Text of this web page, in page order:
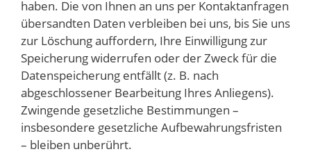
haben. Die von Ihnen an uns per Kontaktanfragen
übersandten Daten verbleiben bei uns, bis Sie uns
zur Löschung auffordern, Ihre Einwilligung zur
Speicherung widerrufen oder der Zweck für die
Datenspeicherung entfällt (z. B. nach
abgeschlossener Bearbeitung Ihres Anliegens).
Zwingende gesetzliche Bestimmungen –
insbesondere gesetzliche Aufbewahrungsfristen
– bleiben unberührt.